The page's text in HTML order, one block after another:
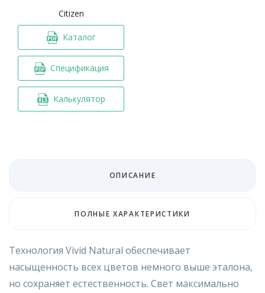
Citizen
Каталог
Спецификация
Калькулятор
ОПИСАНИЕ
ПОЛНЫЕ ХАРАКТЕРИСТИКИ
Технология Vivid Natural обеспечивает
насыщенность всех цветов немного выше эталона,
но сохраняет естественность. Свет максимально